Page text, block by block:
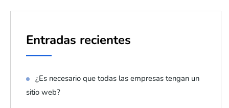
Entradas recientes
¿Es necesario que todas las empresas tengan un
sitio web?